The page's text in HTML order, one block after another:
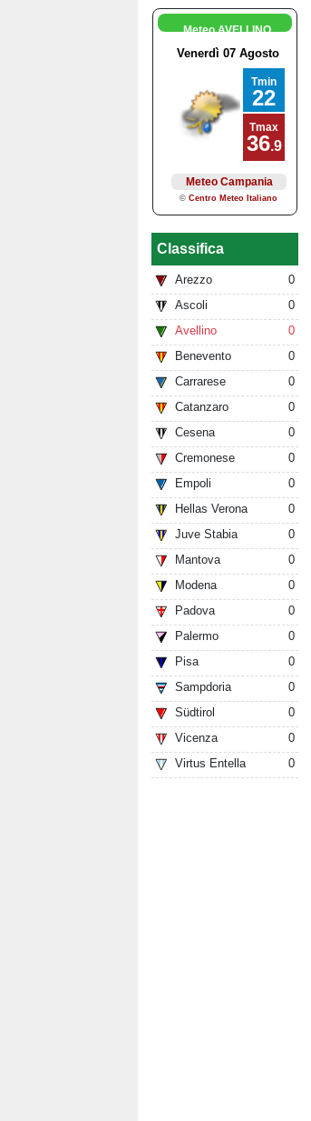
Meteo AVELLINO
Classifica
Arezzo
0
Ascoli
0
Avellino
0
Benevento
0
Carrarese
0
Catanzaro
0
Cesena
0
Cremonese
0
Empoli
0
Hellas Verona
0
Juve Stabia
0
Mantova
0
Modena
0
Padova
0
Palermo
0
Pisa
0
Sampdoria
0
Südtirol
0
Vicenza
0
Virtus Entella
0